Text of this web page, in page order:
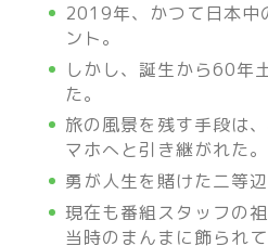
2019年、かつて日本中
ント。
しかし、誕生から60年
た。
旅の風景を残す手段は
マホへと引き継がれた。
勇が人生を賭けた二等
現在も番組スタッフの
当時のまんまに飾られて